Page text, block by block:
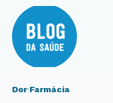
Dor·Farmácia